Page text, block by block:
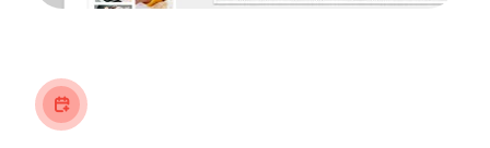
calendar_plus